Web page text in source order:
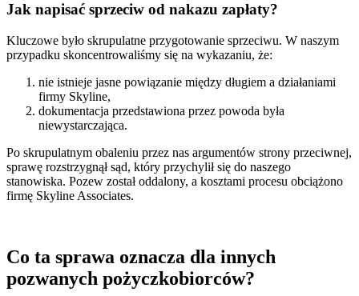
Jak napisać sprzeciw od nakazu zapłaty?
Kluczowe było skrupulatne przygotowanie sprzeciwu. W naszym
przypadku skoncentrowaliśmy się na wykazaniu, że:
nie istnieje jasne powiązanie między długiem a działaniami
firmy Skyline,
dokumentacja przedstawiona przez powoda była
niewystarczająca.
Po skrupulatnym obaleniu przez nas argumentów strony przeciwnej,
sprawę rozstrzygnął sąd, który przychylił się do naszego
stanowiska. Pozew został oddalony, a kosztami procesu obciążono
firmę Skyline Associates.
Co ta sprawa oznacza dla innych
pozwanych pożyczkobiorców?